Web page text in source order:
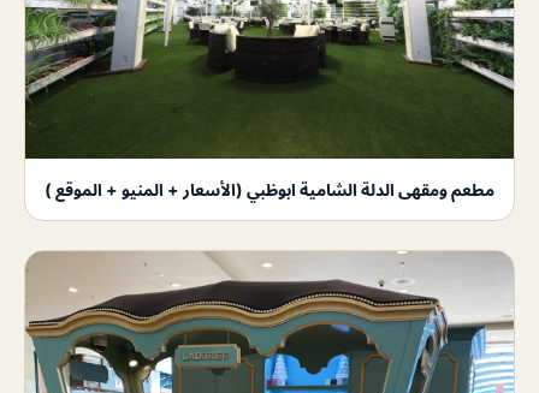
مطعم ومقهى الدلة الشامية ابوظبي (الأسعار + المنيو + الموقع )